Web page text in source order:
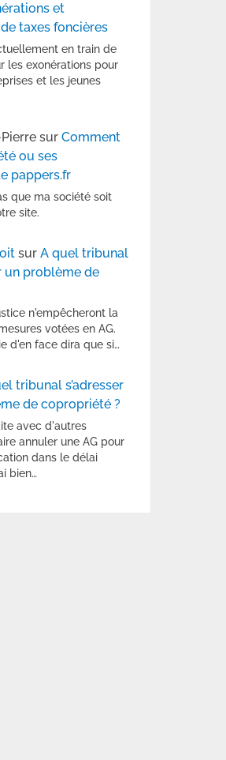
et
taxes foncières
en train de
les exonérations pour
et les jeunes
surComment
ou ses
pappers.fr
que ma société soit
site.
surA quel tribunal
un problème de
n'empêcheront la
votées en AG.
d'en face dira que si…
tribunal s’adresser
de copropriété ?
avec d'autres
annuler une AG pour
dans le délai
bien…